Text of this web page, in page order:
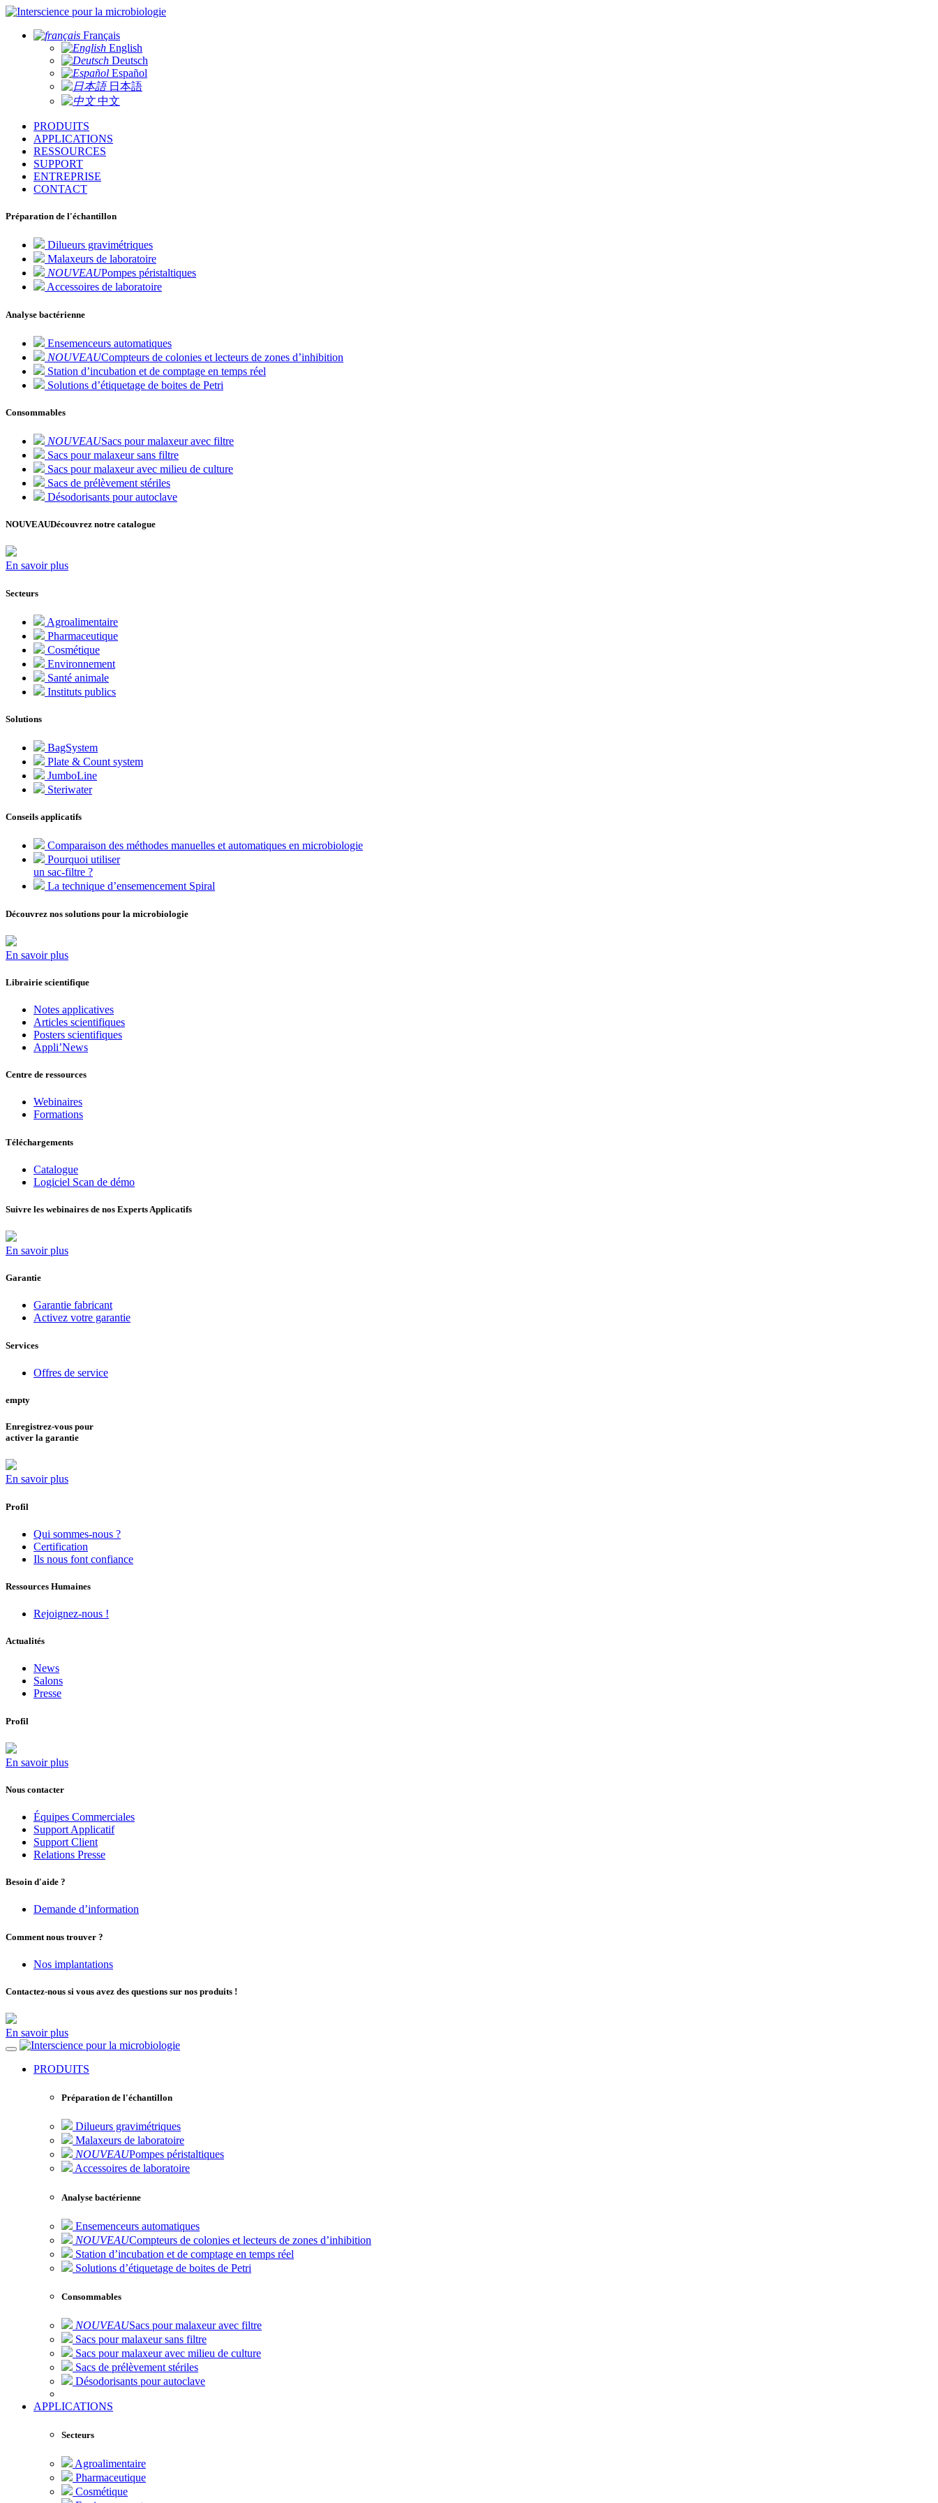
pour la microbiologie
Français
English
Deutsch
Español
日本語
中文
PRODUITS
APPLICATIONS
RESSOURCES
SUPPORT
ENTREPRISE
CONTACT
Préparation de l'échantillon
Dilueurs gravimétriques
Malaxeurs de laboratoire
NOUVEAUPompes péristaltiques
Accessoires de laboratoire
Analyse bactérienne
Ensemenceurs automatiques
NOUVEAUCompteurs de colonies et lecteurs de zones d’inhibition
Station d’incubation et de comptage en temps réel
Solutions d’étiquetage de boites de Petri
Consommables
NOUVEAUSacs pour malaxeur avec filtre
Sacs pour malaxeur sans filtre
Sacs pour malaxeur avec milieu de culture
Sacs de prélèvement stériles
Désodorisants pour autoclave
NOUVEAUDécouvrez notre catalogue
En savoir plus
Secteurs
Agroalimentaire
Pharmaceutique
Cosmétique
Environnement
Santé animale
Instituts publics
Solutions
BagSystem
Plate & Count system
JumboLine
Steriwater
Conseils applicatifs
Comparaison des méthodes manuelles et automatiques en microbiologie
Pourquoi utiliser
un sac-filtre ?
La technique d’ensemencement Spiral
Découvrez nos solutions pour la microbiologie
En savoir plus
Librairie scientifique
Notes applicatives
Articles scientifiques
Posters scientifiques
Appli’News
Centre de ressources
Webinaires
Formations
Téléchargements
Catalogue
Logiciel Scan de démo
Suivre les webinaires de nos Experts Applicatifs
En savoir plus
Garantie
Garantie fabricant
Activez votre garantie
Services
Offres de service
empty
Enregistrez-vous pour
activer la garantie
En savoir plus
Profil
Qui sommes-nous ?
Certification
Ils nous font confiance
Ressources Humaines
Rejoignez-nous !
Actualités
News
Salons
Presse
Profil
En savoir plus
Nous contacter
Équipes Commerciales
Support Applicatif
Support Client
Relations Presse
Besoin d'aide ?
Demande d’information
Comment nous trouver ?
Nos implantations
Contactez-nous si vous avez des questions sur nos produits !
En savoir plus
pour la microbiologie
PRODUITS
Préparation de l'échantillon
Dilueurs gravimétriques
Malaxeurs de laboratoire
NOUVEAUPompes péristaltiques
Accessoires de laboratoire
Analyse bactérienne
Ensemenceurs automatiques
NOUVEAUCompteurs de colonies et lecteurs de zones d’inhibition
Station d’incubation et de comptage en temps réel
Solutions d’étiquetage de boites de Petri
Consommables
NOUVEAUSacs pour malaxeur avec filtre
Sacs pour malaxeur sans filtre
Sacs pour malaxeur avec milieu de culture
Sacs de prélèvement stériles
Désodorisants pour autoclave
APPLICATIONS
Secteurs
Agroalimentaire
Pharmaceutique
Cosmétique